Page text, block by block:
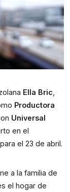
Ella Bric
Productora
Universal
en el
a la familia de
el hogar de